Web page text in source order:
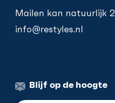
Mailen kan natuurlijk
info@restyles.nl
Blijf op de hoogte